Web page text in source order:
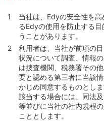
当社は、Edyの安全性を
るEdyの使用を防止する
うことがあります。
利用者は、当社が前項の
状況について調査、情報
は捜査機関、税務署その
要と認める第三者に当該
かじめ同意するものとし
該当する場合には、同法
等並びに当社の社内規程
こととします。